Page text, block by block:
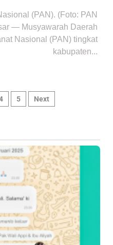
(PAN). (Foto: PAN
— Musyawarah Daerah
Nasional (PAN) tingkat
kabupaten...
5 Next